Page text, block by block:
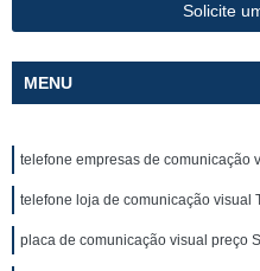
Solicite
MENU
telefone empresas de comunicação
telefone loja de comunicação visual
placa de comunicação visual preço